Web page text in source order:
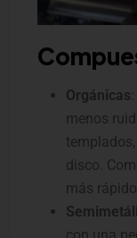
Orgánicas
menos
disco.
más rápido.